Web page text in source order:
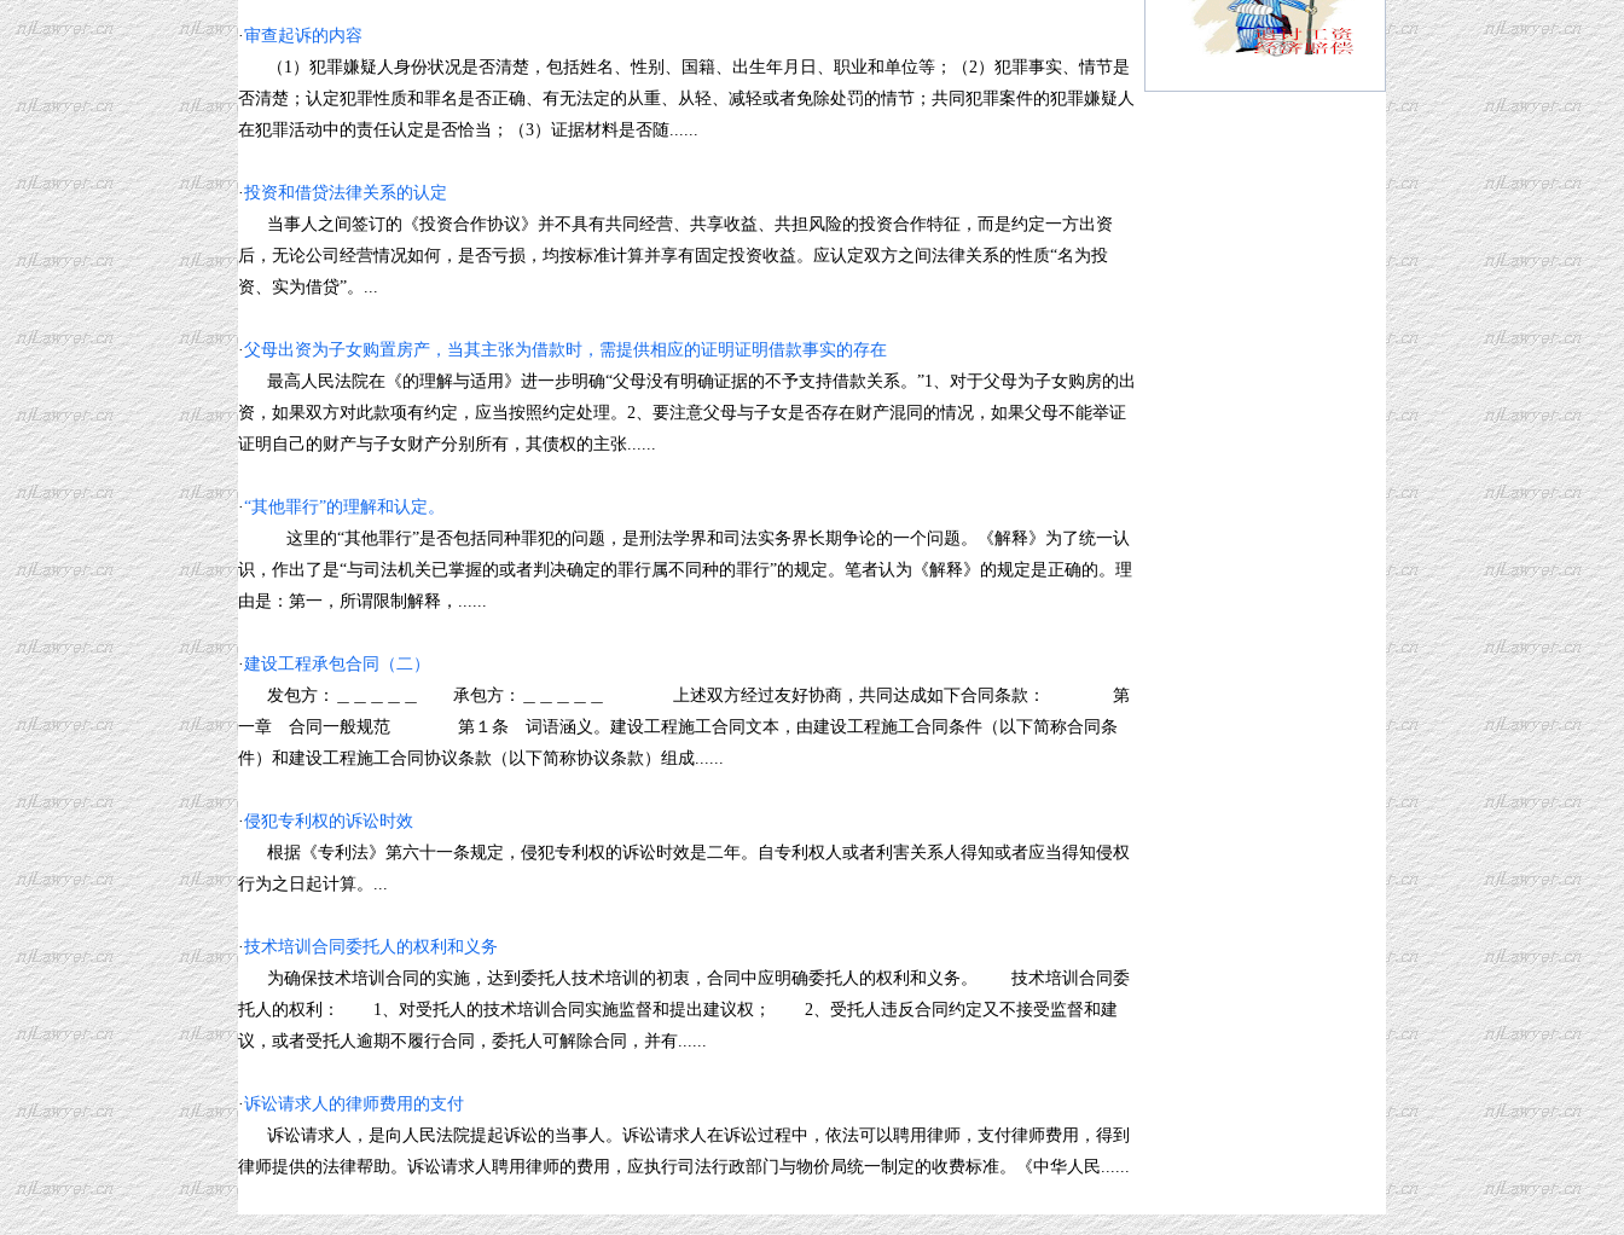
·审查起诉的内容
（1）犯罪嫌疑人身份状况是否清楚，包括姓名、性别、国籍、出生年月日、职业和单位等；（2）犯罪事实、情节是
否清楚；认定犯罪性质和罪名是否正确、有无法定的从重、从轻、减轻或者免除处罚的情节；共同犯罪案件的犯罪嫌疑人
在犯罪活动中的责任认定是否恰当；（3）证据材料是否随......
·投资和借贷法律关系的认定
当事人之间签订的《投资合作协议》并不具有共同经营、共享收益、共担风险的投资合作特征，而是约定一方出资
后，无论公司经营情况如何，是否亏损，均按标准计算并享有固定投资收益。应认定双方之间法律关系的性质“名为投
资、实为借贷”。...
·父母出资为子女购置房产，当其主张为借款时，需提供相应的证明证明借款事实的存在
最高人民法院在《的理解与适用》进一步明确“父母没有明确证据的不予支持借款关系。”1、对于父母为子女购房的出
资，如果双方对此款项有约定，应当按照约定处理。2、要注意父母与子女是否存在财产混同的情况，如果父母不能举证
证明自己的财产与子女财产分别所有，其债权的主张......
·“其他罪行”的理解和认定。
这里的“其他罪行”是否包括同种罪犯的问题，是刑法学界和司法实务界长期争论的一个问题。《解释》为了统一认
识，作出了是“与司法机关已掌握的或者判决确定的罪行属不同种的罪行”的规定。笔者认为《解释》的规定是正确的。理
由是：第一，所谓限制解释，......
·建设工程承包合同（二）
发包方：＿＿＿＿＿ 承包方：＿＿＿＿＿ 上述双方经过友好协商，共同达成如下合同条款： 第
一章 合同一般规范 第１条 词语涵义。建设工程施工合同文本，由建设工程施工合同条件（以下简称合同条
件）和建设工程施工合同协议条款（以下简称协议条款）组成......
·侵犯专利权的诉讼时效
根据《专利法》第六十一条规定，侵犯专利权的诉讼时效是二年。自专利权人或者利害关系人得知或者应当得知侵权
行为之日起计算。...
·技术培训合同委托人的权利和义务
为确保技术培训合同的实施，达到委托人技术培训的初衷，合同中应明确委托人的权利和义务。 技术培训合同委
托人的权利： 1、对受托人的技术培训合同实施监督和提出建议权； 2、受托人违反合同约定又不接受监督和建
议，或者受托人逾期不履行合同，委托人可解除合同，并有......
·诉讼请求人的律师费用的支付
诉讼请求人，是向人民法院提起诉讼的当事人。诉讼请求人在诉讼过程中，依法可以聘用律师，支付律师费用，得到
律师提供的法律帮助。诉讼请求人聘用律师的费用，应执行司法行政部门与物价局统一制定的收费标准。《中华人民......